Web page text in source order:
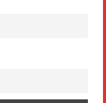
cookies για να σας
Πατήστε
να βελτιώσουμε
τις ρυθμίσεις
Cookies».